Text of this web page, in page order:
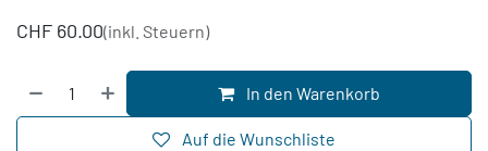
CHF 60.00(inkl. Steuern)
In den Warenkorb
Auf die Wunschliste